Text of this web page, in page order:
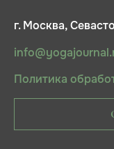
г. Москва,
Политика